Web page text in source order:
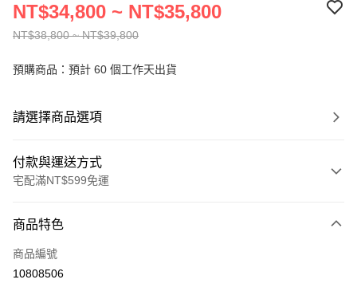
NT$38,800 ~ NT$39,800
NT$34,800 ~ NT$35,800
預購商品：預計 60 個工作天出貨
請選擇商品選項
付款與運送方式
宅配滿NT$599免運
信用卡一次付款
信用卡分期付款
商品特色
商品編號
10808506